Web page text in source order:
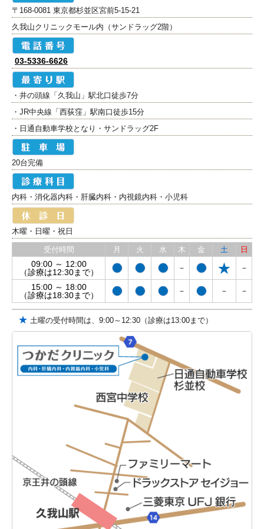
〒168-0081 東京都杉並区宮前5-15-21
久我山クリニックモール内（サンドラッグ2階）
03-5336-6626
・井の頭線「久我山」駅北口徒歩7分
・JR中央線「西荻窪」駅南口徒歩15分
・日通自動車学校となり・サンドラッグ2F
20台完備
内科・消化器内科・肝臓内科・内視鏡内科・小児科
木曜・日曜・祝日
受付時間 月 火 水 木 金 土 日
09:00 ～ 12:00
（診療は12:30まで）
－ －
15:00 ～ 18:00
（診療は18:30まで）
－ － －
★ 土曜の受付時間は、9:00～12:30（診療は13:00まで）